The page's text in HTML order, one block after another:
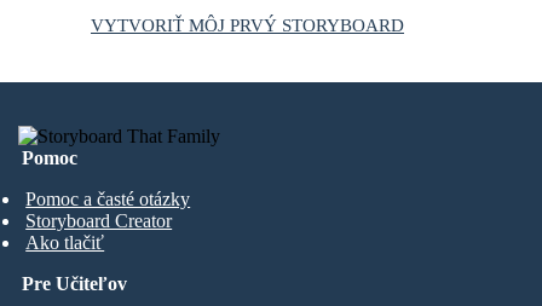
VYTVORIŤ MÔJ PRVÝ STORYBOARD
Pomoc
Pomoc a časté otázky
Storyboard Creator
Ako tlačiť
Pre Učiteľov